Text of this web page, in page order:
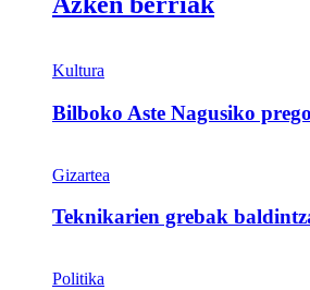
Kultura
Bilboko Aste Nagusiko
Gizartea
Teknikarien grebak
Politika